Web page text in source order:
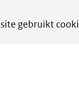
site gebruikt